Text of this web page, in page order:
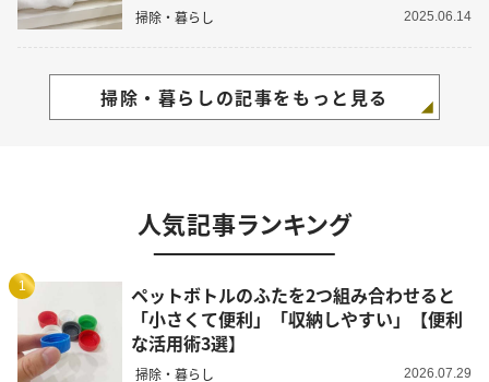
掃除・暮らし 2025.06.14
掃除・暮らしの記事をもっと見る
人気記事ランキング
1
ペットボトルのふたを2つ組み合わせると
「小さくて便利」「収納しやすい」【便利
な活用術3選】
掃除・暮らし 2026.07.29